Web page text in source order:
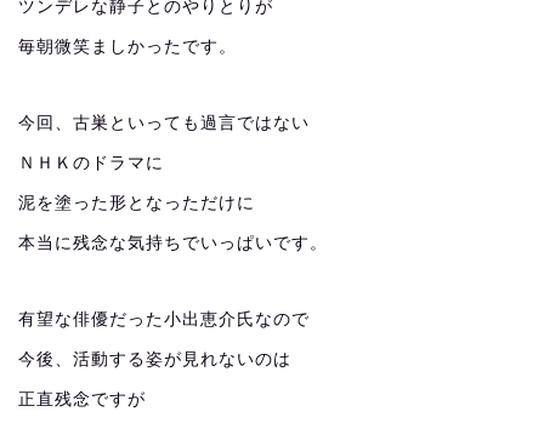
ツンデレな静子とのやりとりが
毎朝微笑ましかったです。
今回、古巣といっても過言ではない
ＮＨＫのドラマに
泥を塗った形となっただけに
本当に残念な気持ちでいっぱいです。
有望な俳優だった小出恵介氏なので
今後、活動する姿が見れないのは
正直残念ですが